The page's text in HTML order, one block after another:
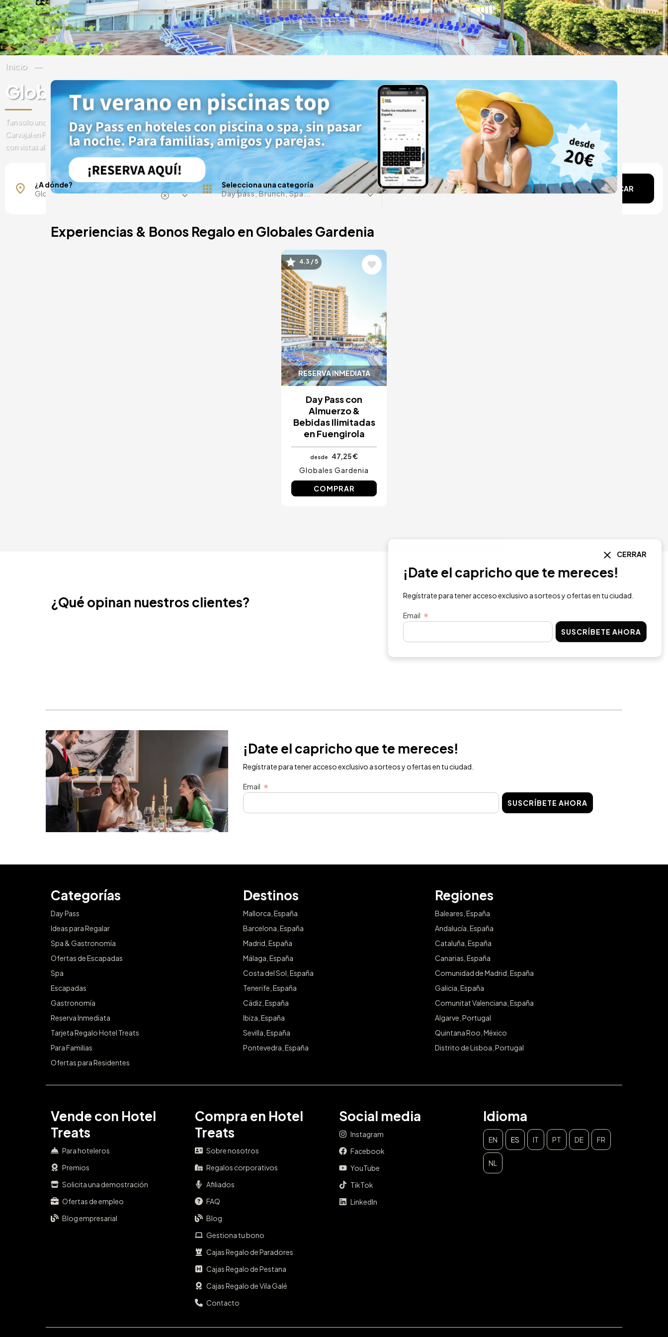
Inicio
Globales Gardenia
Tan solo unos metros separan al Globales Gardenia de las arenas de la playa de
Carvajal en Fuengirola. Este hotel pone a tu disposición confortables habitaciones
con vistas al mar y al entorno natural para que disfrutes de unas vacaciones relajadas.
Mallorca, España
Barcelona, España
Madrid, España
Tarragona, España
¿A dónde?
Selecciona una categoría
Day pass, Brunch, Spa...
¿Alguna fecha?
BUSCAR
Experiencias & Bonos Regalo en Globales Gardenia
RESERVA INMEDIATA
Image
4.3 / 5
Day Pass con
Almuerzo &
Bebidas Ilimitadas
en Fuengirola
desde
47,25 €
Globales Gardenia
COMPRAR
¿Qué opinan nuestros clientes?
¡Date el capricho que te mereces!
Regístrate para tener acceso exclusivo a sorteos y ofertas en tu ciudad.
Email
SUSCRÍBETE AHORA
Categorías
Day Pass
Ideas para Regalar
Spa & Gastronomía
Ofertas de Escapadas
Spa
Escapadas
Gastronomía
Reserva Inmediata
Tarjeta Regalo Hotel Treats
Para Familias
Ofertas para Residentes
Destinos
Mallorca, España
Barcelona, España
Madrid, España
Málaga, España
Costa del Sol, España
Tenerife, España
Cádiz, España
Ibiza, España
Sevilla, España
Pontevedra, España
Regiones
Baleares, España
Andalucía, España
Cataluña, España
Canarias, España
Comunidad de Madrid, España
Galicia, España
Comunitat Valenciana, España
Algarve, Portugal
Quintana Roo, México
Distrito de Lisboa, Portugal
Vende con Hotel
Treats
Para hoteleros
Premios
Solicita una demostración
Ofertas de empleo
Blog empresarial
Compra en Hotel
Treats
Sobre nosotros
Regalos corporativos
Afiliados
FAQ
Blog
Gestiona tu bono
Cajas Regalo de Paradores
Cajas Regalo de Pestana
Cajas Regalo de Vila Galé
Contacto
Social media
Instagram
Facebook
YouTube
TikTok
LinkedIn
Idioma
EN ES IT PT DE FR
NL
CERRAR
¡Date el capricho que te mereces!
Regístrate para tener acceso exclusivo a sorteos y ofertas en tu ciudad.
Email
SUSCRÍBETE AHORA